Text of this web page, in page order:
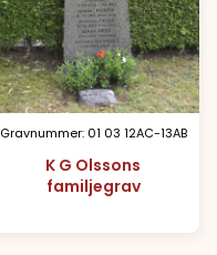
Gravnummer: 01 03 12AC-13AB
K G Olssons
familjegrav